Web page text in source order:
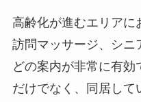
高齢化が進むエリアに
訪問マッサージ、シニ
どの案内が非常に有効
だけでなく、同居して